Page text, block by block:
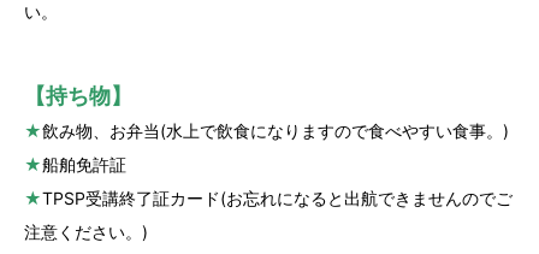
い。
【持ち物】
★飲み物、お弁当(水上で飲食になりますので食べやすい食事。)
★船舶免許証
★TPSP受講終了証カード(お忘れになると出航できませんのでご
注意ください。)